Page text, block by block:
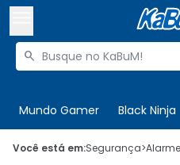
Buscar produtos

Mundo Gamer Black Ninja
 Olá. Acesse sua
Você está em:Segurança>